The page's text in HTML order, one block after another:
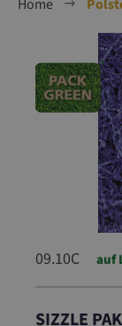
Home
Bildergalerie
09.10C auf
SIZZLE PAK